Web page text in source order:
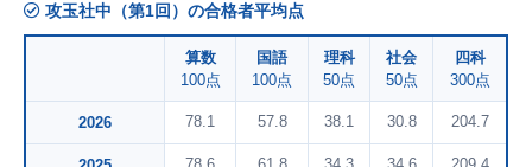
攻玉社中（第1回）の合格者平均点
算数
100点
国語
100点
理科
50点
社会
50点
四科
300点
2026 78.1 57.8 38.1 30.8 204.7